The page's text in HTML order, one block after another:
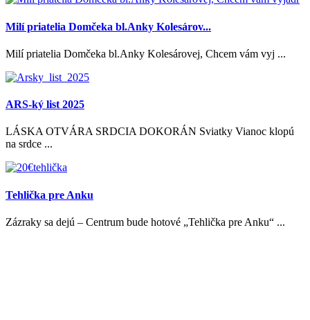
Milí priatelia Domčeka bl.Anky Kolesárov...
Milí priatelia Domčeka bl.Anky Kolesárovej, Chcem vám vyj ...
ARS-ký list 2025
LÁSKA OTVÁRA SRDCIA DOKORÁN Sviatky Vianoc klopú
na srdce ...
Tehlička pre Anku
Zázraky sa dejú – Centrum bude hotové „Tehlička pre Anku“ ...